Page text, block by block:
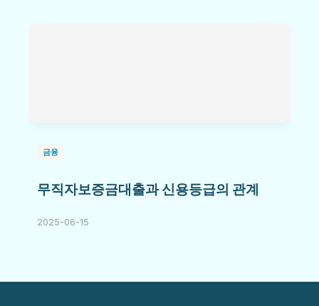
금융
무직자보증금대출과 신용등급의 관계
2025-06-15